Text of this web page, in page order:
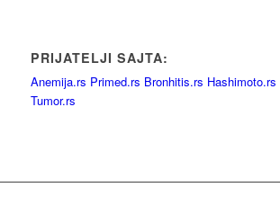
PRIJATELJI SAJTA:
Anemija.rs Primed.rs Bronhitis.rs Hashimoto.rs
Tumor.rs